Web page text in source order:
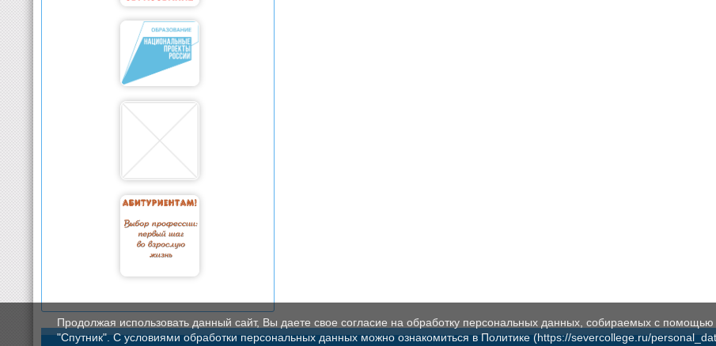
Продолжая использовать данный сайт, Вы даете свое согласие на обработку персональных данных, собираемых с
"Спутник". С условиями обработки персональных данных можно ознакомиться в Политике (https://severcollege.ru/